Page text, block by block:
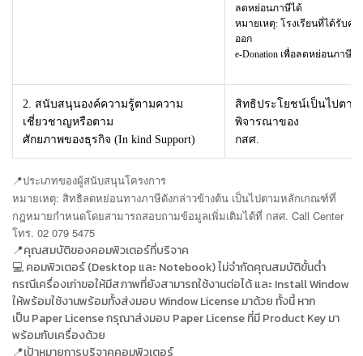
ลดหย่อนภาษีได้
หมายเหตุ: โรงเรียนที่ได้รับคอ
ออก
e-Donation เพื่อลดหย่อนภาษีใ
2. สนับสนุนองค์ความรู้ตามความ
เชี่ยวชาญหรือตาม
ศักยภาพของธุรกิจ (In kind Support)
สิทธิประโยชน์เป็นไปตา
พิจารณาของ
กสศ.
📍ประเภทของผู้สนับสนุนโครงการ
หมายเหตุ: สิทธิลดหย่อนทางภาษีดังกล่าวข้างต้น เป็นไปตามหลักเกณฑ์ที่
กฎหมายกำหนดโดยสามารถสอบถามข้อมูลเพิ่มเติมได้ที่ กสศ. Call Center
โทร. 02 079 5475
📍คุณสมบัติของคอมพิวเตอร์ที่บริจาค
💻 คอมพิวเตอร์ (Desktop และ Notebook) ไม่จำกัดคุณสมบัติขั้นต่ำ
กรณีเครื่องเก่าขอให้มีสภาพที่ยังสามารถใช้งานต่อได้ และ Install Window
ให้พร้อมใช้งานพร้อมทั้งส่งมอบ Window License มาด้วย ทั้งนี้ หาก
เป็น Paper License กรุณาส่งมอบ Paper License ที่มี Product Key มา
พร้อมกับเครื่องด้วย
📍เป้าหมายการบริจาคคอมพิวเตอร์